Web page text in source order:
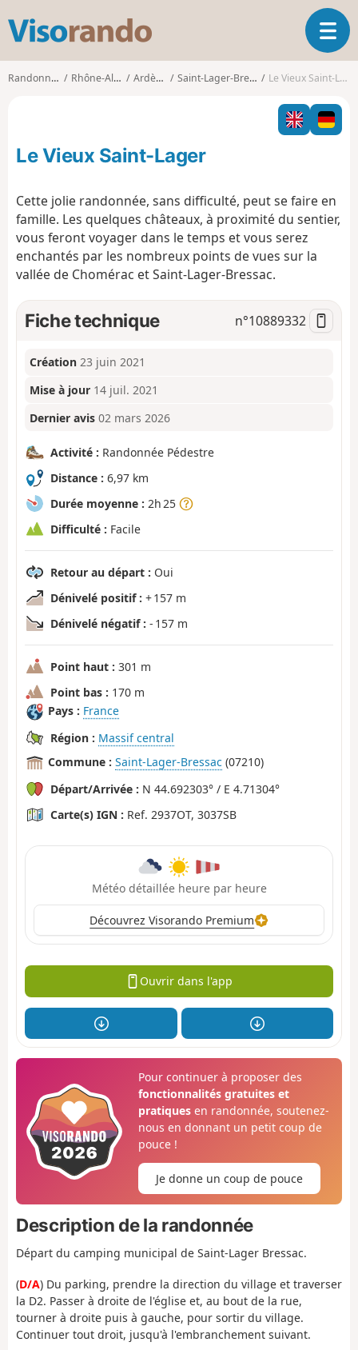
s
o
o
O
u
v
i
r
l
v
i
o
Randonnées Rhône-Alpes Ardèche Saint-Lager-Bressac Le Vieux Saint-Lager
Le Vieux Saint-Lager
Cette jolie randonnée, sans difficulté, peut se faire en
famille. Les quelques châteaux, à proximité du sentier,
vous feront voyager dans le temps et vous serez
enchantés par les nombreux points de vues sur la
vallée de Chomérac et Saint-Lager-Bressac.
Fiche technique n°10889332
Création 23 juin 2021
Mise à jour 14 juil. 2021
Dernier avis 02 mars 2026
Activité : Randonnée Pédestre
Distance : 6,97 km
Durée moyenne : 2h 25
Difficulté : Facile
Retour au départ : Oui
Dénivelé positif : + 157 m
Dénivelé négatif : - 157 m
Point haut : 301 m
Point bas : 170 m
Pays : France
Région : Massif central
Commune : Saint-Lager-Bressac (07210)
Départ/Arrivée : N 44.692303° / E 4.71304°
Carte(s) IGN : Ref. 2937OT, 3037SB
Météo détaillée heure par heure
Découvrez Visorando Premium
Ouvrir dans l'app
Pour continuer à proposer des
fonctionnalités gratuites et
pratiquesen randonnée, soutenez-
nous en donnant un petit coup de
pouce !
Je donne un coup de pouce
Description de la randonnée
Départ du camping municipal de Saint-Lager Bressac.
(D/A) Du parking, prendre la direction du village et traverser
la D2. Passer à droite de l'église et, au bout de la rue,
tourner à droite puis à gauche, pour sortir du village.
Continuer tout droit, jusqu'à l'embranchement suivant.